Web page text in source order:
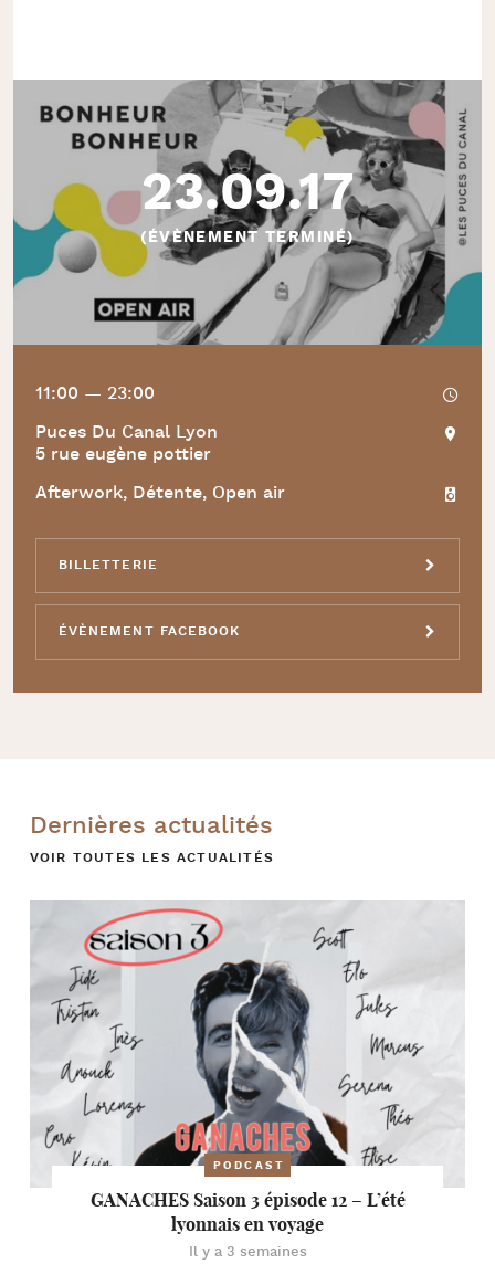
23.09.17
(ÉVÈNEMENT TERMINÉ)
11:00 — 23:00
Puces Du Canal Lyon
5 rue eugène pottier
Afterwork, Détente, Open air
BILLETTERIE
ÉVÈNEMENT FACEBOOK
Dernières actualités
VOIR TOUTES LES ACTUALITÉS
PODCAST
GANACHES Saison 3 épisode 12 – L’été
lyonnais en voyage
Il y a 3 semaines